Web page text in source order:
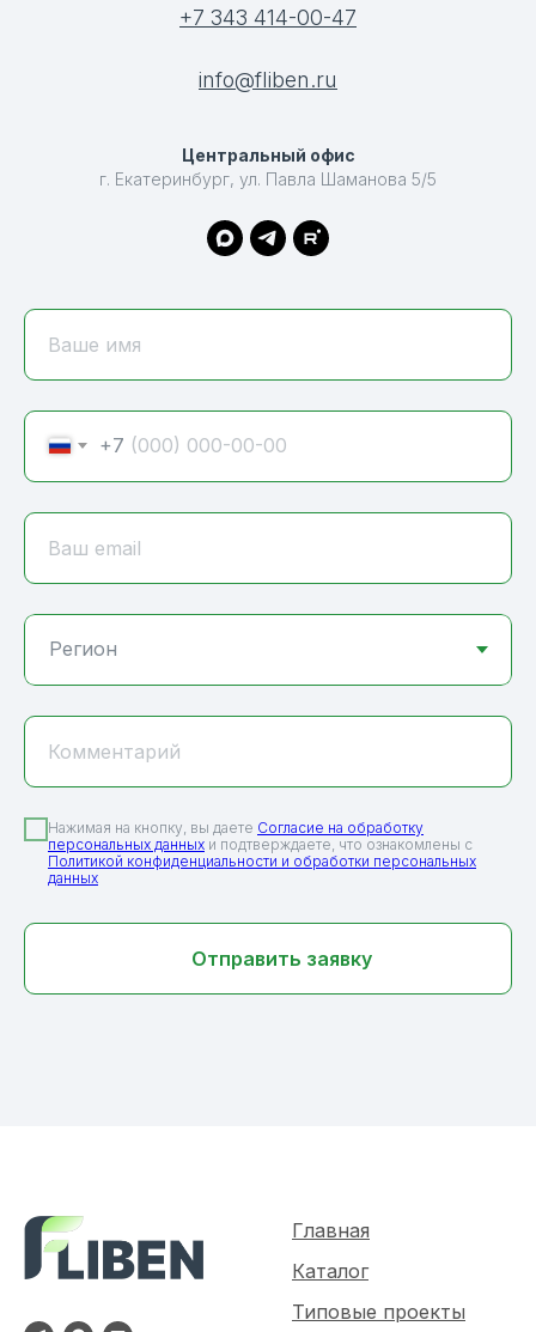
+7 343 414-00-47
info@fliben.ru
Центральный офис
г. Екатеринбург, ул. Павла Шаманова 5/5
Ваше имя
+7
Ваш email
Комментарий
Нажимая на кнопку, вы даете Согласие на обработку
персональных данных и подтверждаете, что ознакомлены с
Политикой конфиденциальности и обработки персональных
данных
Отправить заявку
Главная
Каталог
Типовые проекты